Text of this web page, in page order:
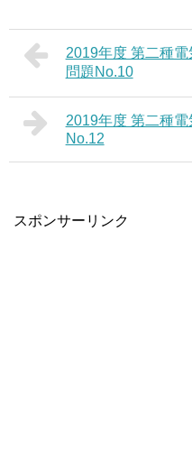
2019年度 第二種
問題No.10
2019年度 第二種
No.12
スポンサーリンク